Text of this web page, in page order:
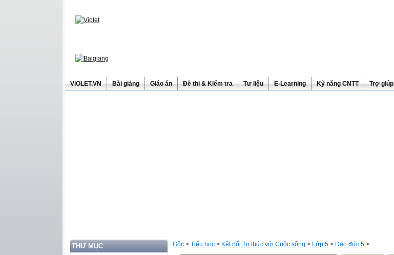
ViOLET.VN Bài giảng Giáo án Đề thi & Kiểm tra Tư liệu E-Learning Kỹ năng CNTT Trợ giúp
THƯ MỤC Gốc > Tiểu học > Kết nối Tri thức với Cuộc sống > Lớp 5 > Đạo đức 5 >